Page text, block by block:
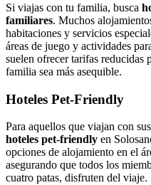
Si viajas con tu familia, busca
familiares. Muchos
habitaciones y servicios
áreas de juego y actividades
suelen ofrecer tarifas reducidas
familia sea más asequible.
Hoteles Pet-Friendly
Para aquellos que viajan con
hoteles pet-friendly en
opciones de alojamiento en el
asegurando que todos los
cuatro patas, disfruten del viaje.